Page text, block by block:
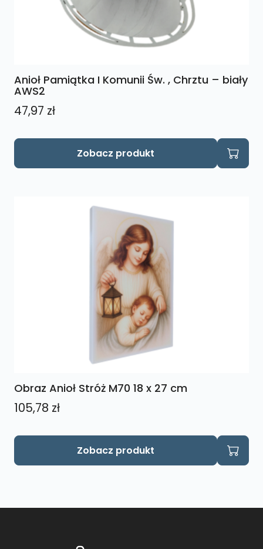
Anioł Pamiątka I Komunii Św. , Chrztu – biały
AWS2
47,97 zł
Zobacz produkt
Obraz Anioł Stróż M70 18 x 27 cm
105,78 zł
Zobacz produkt